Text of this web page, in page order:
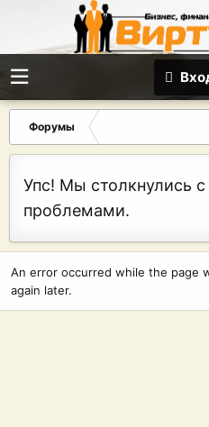
Форумы
Упс! Мы столкнулись
проблемами.
An error occurred while the page
again later.